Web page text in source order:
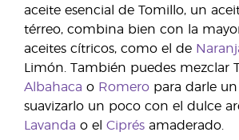
aceite esencial de Tomillo, un
térreo, combina bien con la
aceites cítricos, como el de
Limón. También puedes mezclar
Albahaca o Romero para darle
suavizarlo un poco con el dulce
Lavanda o el Ciprés amaderado.